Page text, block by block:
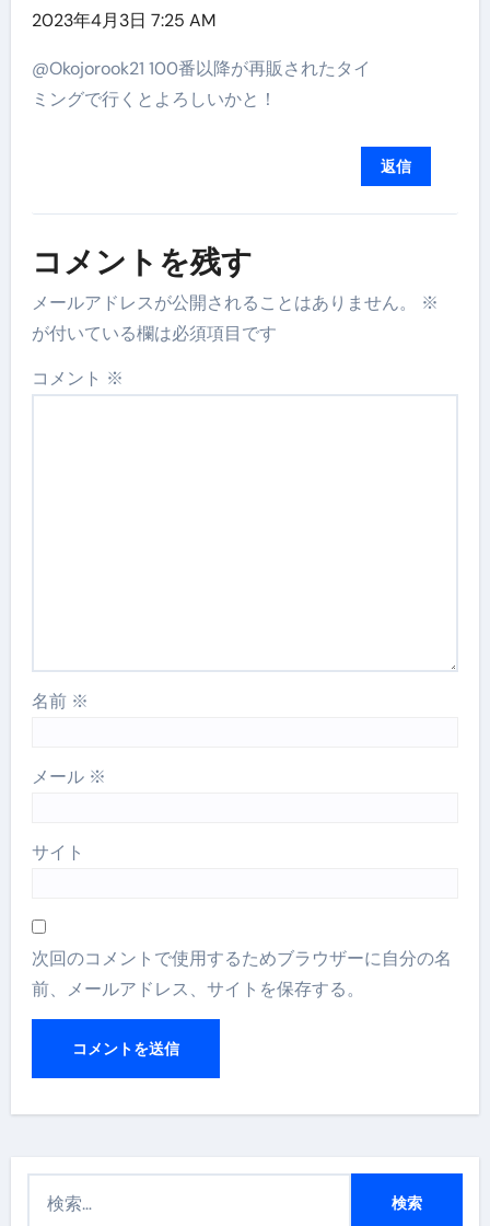
2023年4月3日 7:25 AM
@Okojorook21 100番以降が再販されたタイ
ミングで行くとよろしいかと！
返信
コメントを残す
メールアドレスが公開されることはありません。
※
が付いている欄は必須項目です
コメント ※
名前 ※
メール ※
サイト
次回のコメントで使用するためブラウザーに自分の名
前、メールアドレス、サイトを保存する。